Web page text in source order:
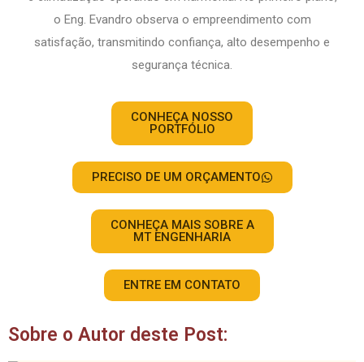
CONHEÇA NOSSO
PORTFÓLIO
PRECISO DE UM ORÇAMENTO
CONHEÇA MAIS SOBRE A
MT ENGENHARIA
ENTRE EM CONTATO
Sobre o Autor deste Post: